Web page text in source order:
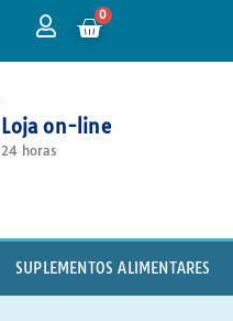
0
Loja on-line
24 horas
SUPLEMENTOS ALIMENTARES